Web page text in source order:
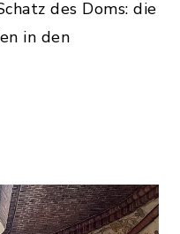
des Doms: die
in den